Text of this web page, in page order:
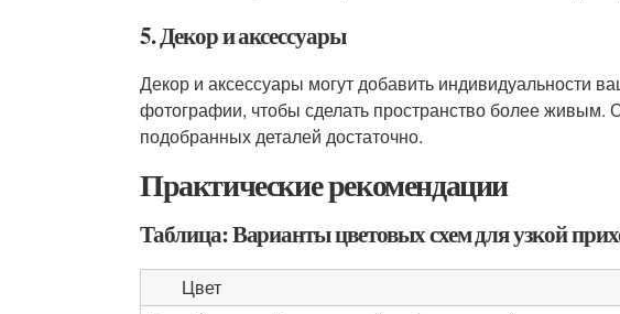
5. Декор и аксессуары
Декор и аксессуары могут добавить индивидуальности
фотографии, чтобы сделать пространство более
подобранных деталей достаточно.
Практические рекомендации
Таблица: Варианты цветовых схем для узкой
Цвет